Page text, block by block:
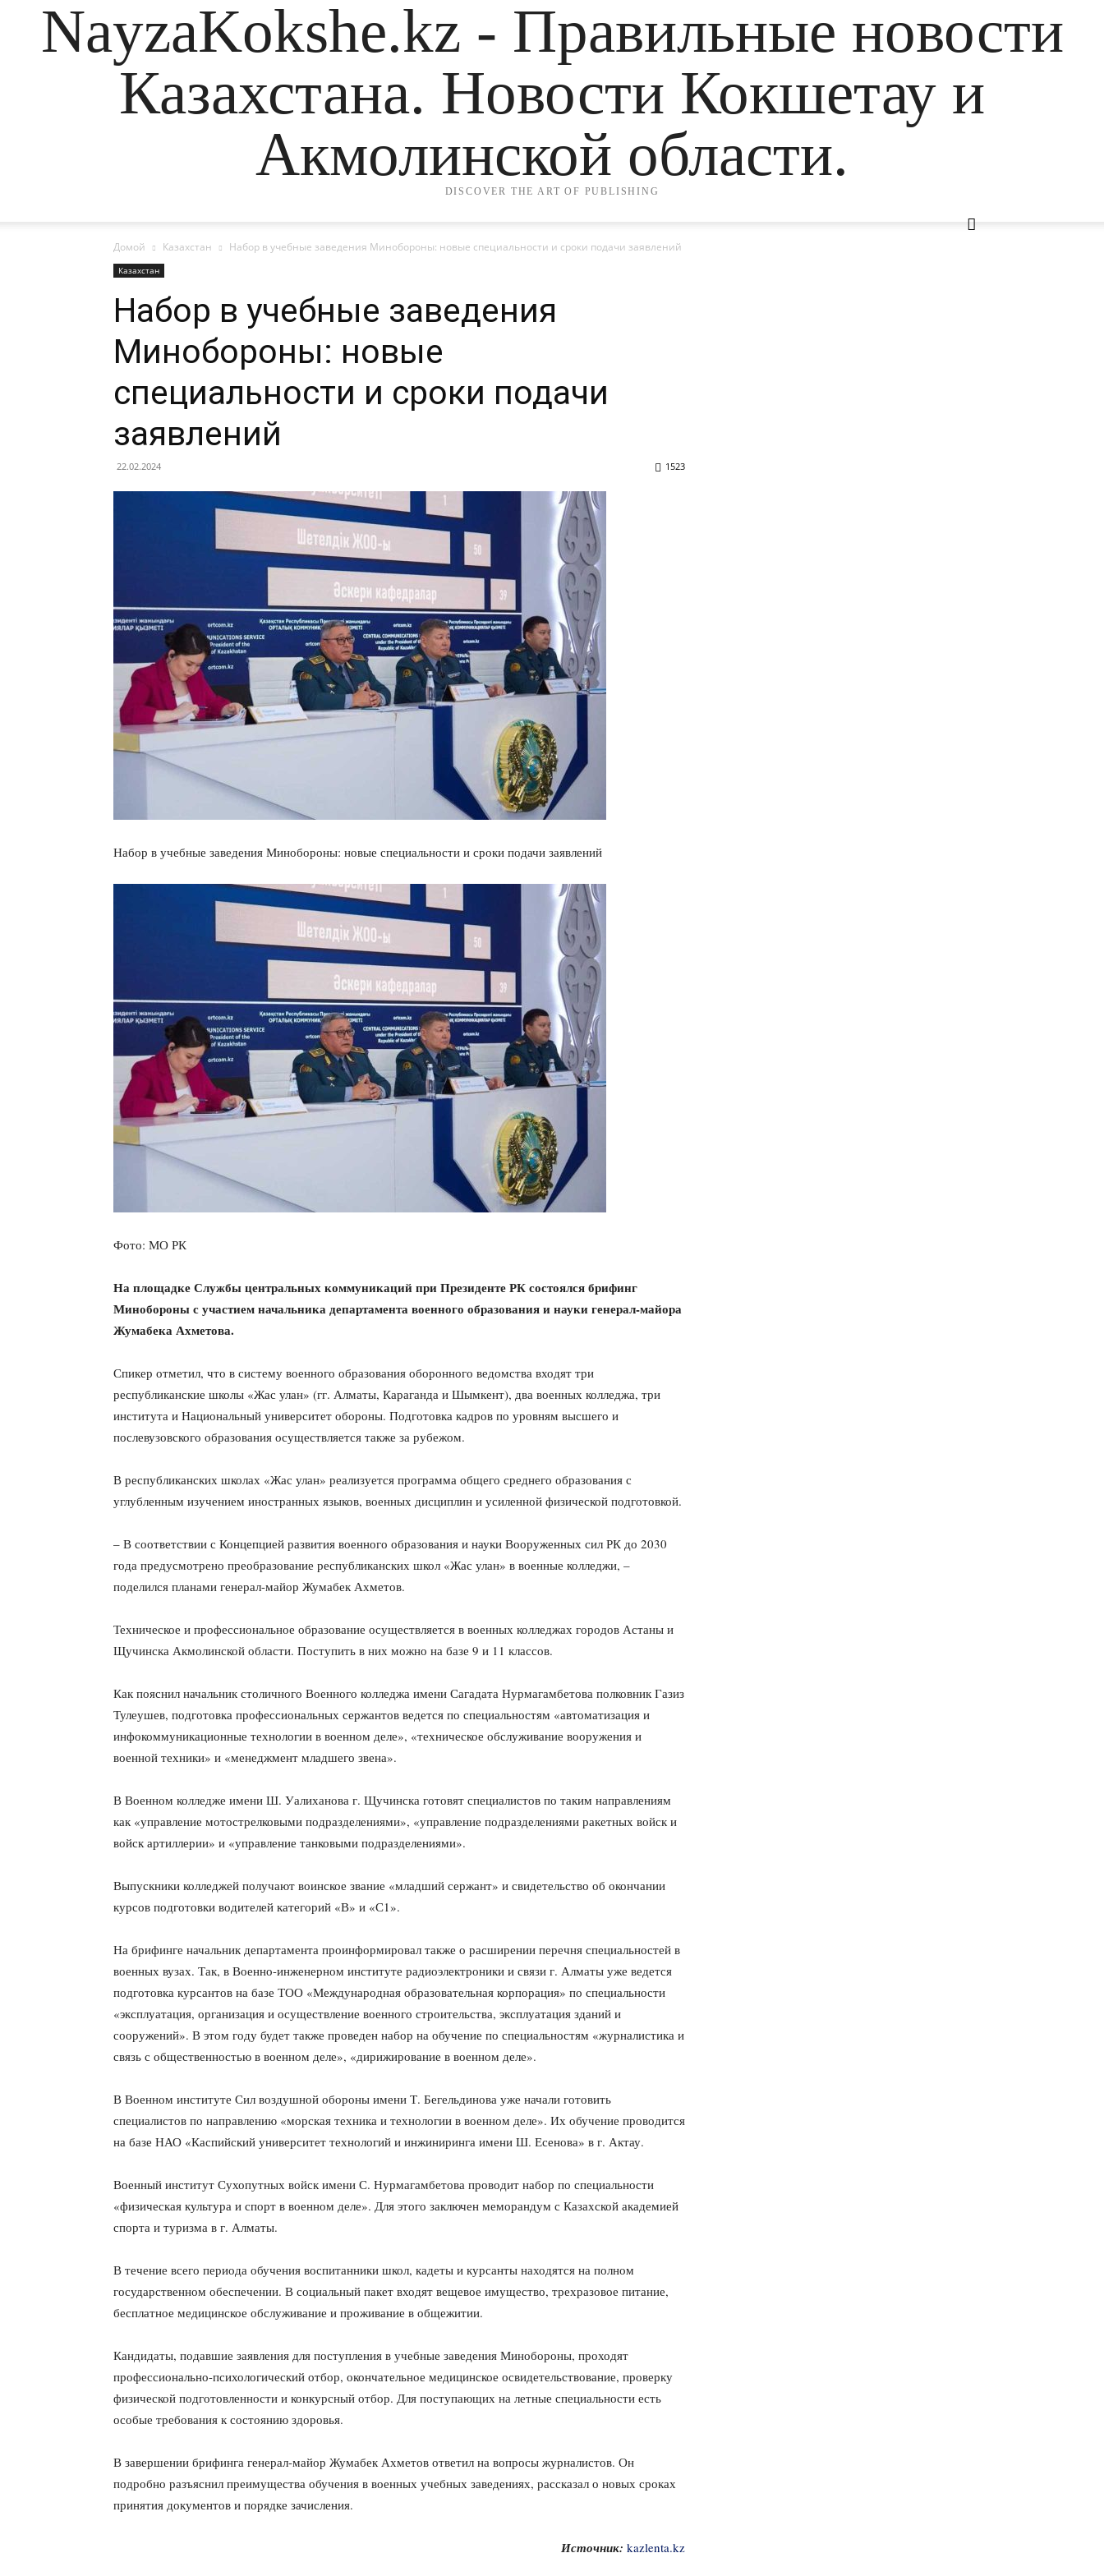
NayzaKokshe.kz - Правильные новости
Казахстана. Новости Кокшетау и
Акмолинской области.
DISCOVER THE ART OF PUBLISHING
Домой Казахстан Набор в учебные заведения Минобороны: новые специальности и сроки подачи заявлений
Казахстан
Набор в учебные заведения
Минобороны: новые
специальности и сроки подачи
заявлений
22.02.2024 1523
Набор в учебные заведения Минобороны: новые специальности и сроки подачи заявлений
Фото: МО РК
На площадке Службы центральных коммуникаций при Президенте РК состоялся брифинг
Минобороны с участием начальника департамента военного образования и науки генерал-майора
Жумабека Ахметова.
Спикер отметил, что в систему военного образования оборонного ведомства входят три
республиканские школы «Жас улан» (гг. Алматы, Караганда и Шымкент), два военных колледжа, три
института и Национальный университет обороны. Подготовка кадров по уровням высшего и
послевузовского образования осуществляется также за рубежом.
В республиканских школах «Жас улан» реализуется программа общего среднего образования с
углубленным изучением иностранных языков, военных дисциплин и усиленной физической подготовкой.
– В соответствии с Концепцией развития военного образования и науки Вооруженных сил РК до 2030
года предусмотрено преобразование республиканских школ «Жас улан» в военные колледжи, –
поделился планами генерал-майор Жумабек Ахметов.
Техническое и профессиональное образование осуществляется в военных колледжах городов Астаны и
Щучинска Акмолинской области. Поступить в них можно на базе 9 и 11 классов.
Как пояснил начальник столичного Военного колледжа имени Сагадата Нурмагамбетова полковник Газиз
Тулеушев, подготовка профессиональных сержантов ведется по специальностям «автоматизация и
инфокоммуникационные технологии в военном деле», «техническое обслуживание вооружения и
военной техники» и «менеджмент младшего звена».
В Военном колледже имени Ш. Уалиханова г. Щучинска готовят специалистов по таким направлениям
как «управление мотострелковыми подразделениями», «управление подразделениями ракетных войск и
войск артиллерии» и «управление танковыми подразделениями».
Выпускники колледжей получают воинское звание «младший сержант» и свидетельство об окончании
курсов подготовки водителей категорий «В» и «С1».
На брифинге начальник департамента проинформировал также о расширении перечня специальностей в
военных вузах. Так, в Военно-инженерном институте радиоэлектроники и связи г. Алматы уже ведется
подготовка курсантов на базе ТОО «Международная образовательная корпорация» по специальности
«эксплуатация, организация и осуществление военного строительства, эксплуатация зданий и
сооружений». В этом году будет также проведен набор на обучение по специальностям «журналистика и
связь с общественностью в военном деле», «дирижирование в военном деле».
В Военном институте Сил воздушной обороны имени Т. Бегельдинова уже начали готовить
специалистов по направлению «морская техника и технологии в военном деле». Их обучение проводится
на базе НАО «Каспийский университет технологий и инжиниринга имени Ш. Есенова» в г. Актау.
Военный институт Сухопутных войск имени С. Нурмагамбетова проводит набор по специальности
«физическая культура и спорт в военном деле». Для этого заключен меморандум с Казахской академией
спорта и туризма в г. Алматы.
В течение всего периода обучения воспитанники школ, кадеты и курсанты находятся на полном
государственном обеспечении. В социальный пакет входят вещевое имущество, трехразовое питание,
бесплатное медицинское обслуживание и проживание в общежитии.
Кандидаты, подавшие заявления для поступления в учебные заведения Минобороны, проходят
профессионально-психологический отбор, окончательное медицинское освидетельствование, проверку
физической подготовленности и конкурсный отбор. Для поступающих на летные специальности есть
особые требования к состоянию здоровья.
В завершении брифинга генерал-майор Жумабек Ахметов ответил на вопросы журналистов. Он
подробно разъяснил преимущества обучения в военных учебных заведениях, рассказал о новых сроках
принятия документов и порядке зачисления.
Источник: kazlenta.kz